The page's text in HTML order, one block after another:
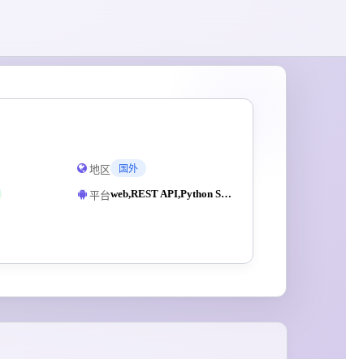
地区 国外
平台 web,REST API,Python SDK,Node.js SDK